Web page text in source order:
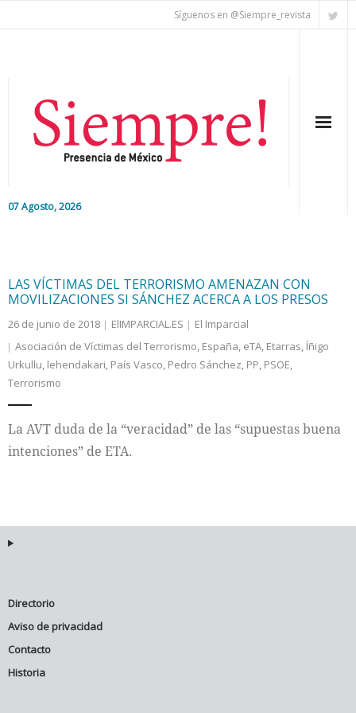
Síguenos en @Siempre_revista
07 Agosto, 2026
Editorial
Colaboradores
Internacional
Cultura
LAS VÍCTIMAS DEL TERRORISMO AMENAZAN CON
MOVILIZACIONES SI SÁNCHEZ ACERCA A LOS PRESOS
26 de junio de 2018 ElIMPARCIAL.ES
El Imparcial
Asociación de Víctimas del Terrorismo, España, eTA, Etarras, Íñigo
Urkullu, lehendakari, País Vasco, Pedro Sánchez, PP, PSOE,
Terrorismo
La AVT duda de la “veracidad” de las “supuestas buena
intenciones” de ETA.
Directorio
Aviso de privacidad
Contacto
Historia